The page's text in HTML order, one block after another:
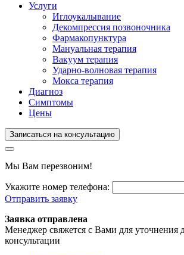
Услуги
Иглоукалывание
Декомпрессия позвоночника
Фармакопунктура
Мануальная терапия
Вакуум терапия
Ударно-волновая терапия
Мокса терапия
Диагноз
Симптомы
Цены
Записаться на консультацию
Мы Вам перезвоним!
Укажите номер телефона:
Отправить заявку
Заявка отправлена
Менеджер свяжется с Вами для уточнения
консультации